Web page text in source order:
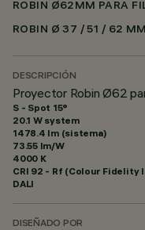
ROBIN Ø62MM PARA
ROBIN Ø 37 / 51 / 62
DESCRIPCIÓN
Proyector Robin Ø62
S - Spot 15°
20.1 W system
1478.4 lm (sistema)
73.55 lm/W
4000 K
CRI 92 - Rf (Colour Fidelity
DALI
DISEÑADO POR